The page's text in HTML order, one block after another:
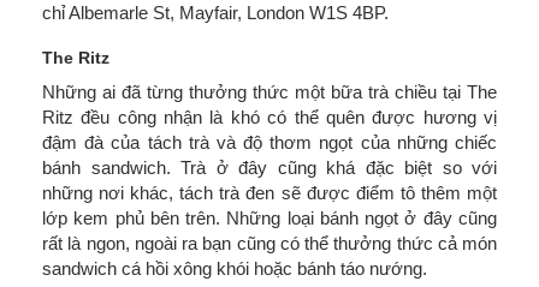
chỉ Albemarle St, Mayfair, London W1S 4BP.
The Ritz
Những ai đã từng thưởng thức một bữa trà chiều tại The
Ritz đều công nhận là khó có thể quên được hương vị
đậm đà của tách trà và độ thơm ngọt của những chiếc
bánh sandwich. Trà ở đây cũng khá đặc biệt so với
những nơi khác, tách trà đen sẽ được điểm tô thêm một
lớp kem phủ bên trên. Những loại bánh ngọt ở đây cũng
rất là ngon, ngoài ra bạn cũng có thể thưởng thức cả món
sandwich cá hồi xông khói hoặc bánh táo nướng.